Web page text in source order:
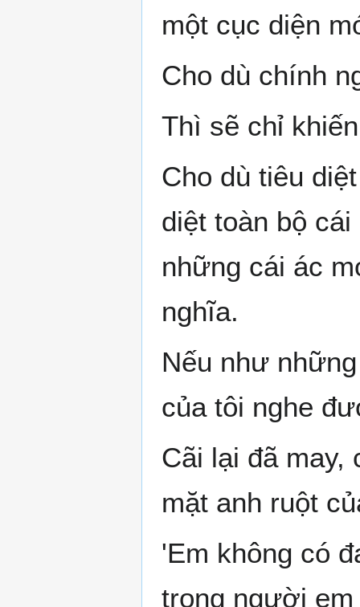
một cục diện
Cho dù chính
Thì sẽ chỉ
Cho dù tiêu
diệt toàn bộ
những cái ác
nghĩa.
Nếu như
của tôi nghe
Cãi lại đã may,
mặt anh ruột
'Em không có
trong người